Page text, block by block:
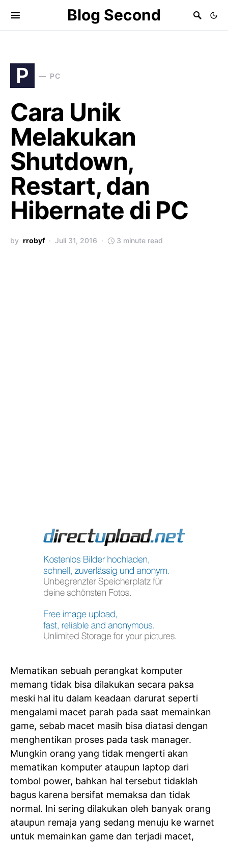
Blog Second
P PC
Cara Unik
Melakukan
Shutdown,
Restart, dan
Hibernate di PC
by rrobyf Juli 31, 2016 3 minute read
Mematikan sebuah perangkat komputer
memang tidak bisa dilakukan secara paksa
meski hal itu dalam keadaan darurat seperti
mengalami macet parah pada saat memainkan
game, sebab macet masih bisa diatasi dengan
menghentikan proses pada task manager.
Mungkin orang yang tidak mengerti akan
mematikan komputer ataupun laptop dari
tombol power, bahkan hal tersebut tidaklah
bagus karena bersifat memaksa dan tidak
normal. Ini sering dilakukan oleh banyak orang
ataupun remaja yang sedang menuju ke warnet
untuk memainkan game dan terjadi macet,